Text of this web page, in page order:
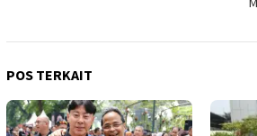
POS TERKAIT